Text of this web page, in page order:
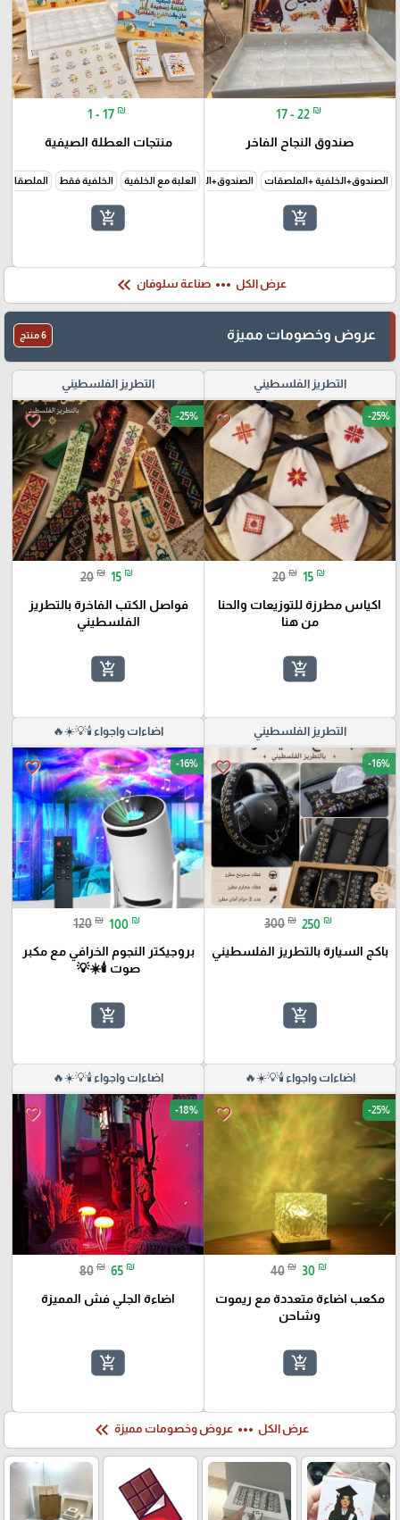
17 - 22 ₪
صندوق النجاح الفاخر
الصندوق+الخلفية +الملصقات الصندوق+الخلفية فقط
add_shopping_cart
1 - 17 ₪
منتجات العطلة الصيفية
العلبة مع الخلفية الخلفية فقط الملصقات
add_shopping_cart
عرض الكل more_horiz صناعة سلوفان keyboard_double_arrow_left
عروض وخصومات مميزة 6 منتج
التطريز الفلسطيني
favorite_border -25%
20 ₪ 15 ₪
اكياس مطرزة للتوزيعات والحنا
من هنا
add_shopping_cart
التطريز الفلسطيني
favorite_border -25%
20 ₪ 15 ₪
فواصل الكتب الفاخرة بالتطريز
الفلسطيني
add_shopping_cart
التطريز الفلسطيني
favorite_border -16%
300 ₪ 250 ₪
باكج السيارة بالتطريز الفلسطيني
add_shopping_cart
اضاءات واجواء 🕯️💡☀️🔥
favorite_border -16%
120 ₪ 100 ₪
بروجيكتر النجوم الخرافي مع مكبر
صوت 🕯️☀️💡
add_shopping_cart
اضاءات واجواء 🕯️💡☀️🔥
favorite_border -25%
40 ₪ 30 ₪
مكعب اضاءة متعددة مع ريموت
وشاحن
add_shopping_cart
اضاءات واجواء 🕯️💡☀️🔥
favorite_border -18%
80 ₪ 65 ₪
اضاءة الجلي فش المميزة
add_shopping_cart
عرض الكل more_horiz عروض وخصومات مميزة keyboard_double_arrow_left